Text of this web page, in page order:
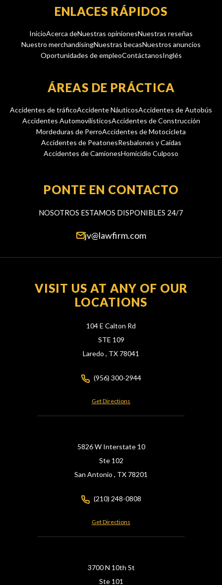
ENLACES RÁPIDOS
InicioAcerca deNuestras opinionesNuestras reseñas
Nuestro merchandisingNuestras becasNuestros anuncios
Oportunidades de empleoContáctanosInglés
ÁREAS DE PRÁCTICA
Accidentes de tráficoAccidente NáuticosAccidentes de Autobús
Accidentes AutomovilísticosAccidentes de Construcción
Mordeduras de PerroAccidentes de Motocicleta
Accidentes de PeatonesResbalones y Caídas
Accidentes de CamionesHomicidio Culposo
PONTE EN CONTACTO
NOSOTROS ESTAMOS DISPONIBLES 24/7
jv@lawfirm.com
VISIT US AT ANY OF OUR
LOCATIONS
104 E Calton Rd
STE 109
Laredo , TX 78041
(956) 300-2944
Get Directions
5826 W Interstate 10
Ste 102
San Antonio , TX 78201
(210) 248-0808
Get Directions
3700 N 10th St
Ste 101